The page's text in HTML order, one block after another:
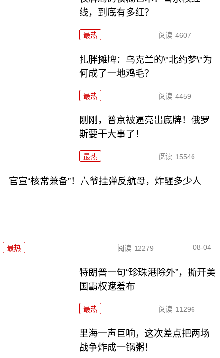
线，到底有多红？
最热 阅读 4607
扎胖摊牌：乌克兰的\"北约梦\"为
何成了一地鸡毛？
最热 阅读 4459
刚刚，普京被逼亮出底牌！俄罗
斯要干大事了！
最热 阅读 15546
官宣“核常兼备”！六爷挂弹反航母，炸醒多少人
最热 阅读 12279 08-04
特朗普一句“珍珠港除外”，撕开美
国霸权遮羞布
最热 阅读 11296
里海一声巨响，这次差点把两场
战争炸成一锅粥！